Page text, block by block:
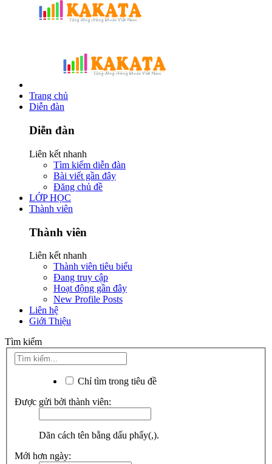
Trang chủ
Diễn đàn
Diễn đàn
Liên kết nhanh
Tìm kiếm diễn đàn
Bài viết gần đây
Đăng chủ đề
LỚP HỌC
Thành viên
Thành viên
Liên kết nhanh
Thành viên tiêu biểu
Đang truy cập
Hoạt động gần đây
New Profile Posts
Liên hệ
Giới Thiệu
Tìm kiếm
Chỉ tìm trong tiêu đề
Được gửi bởi thành viên:
Dãn cách tên bằng dấu phẩy(,).
Mới hơn ngày: